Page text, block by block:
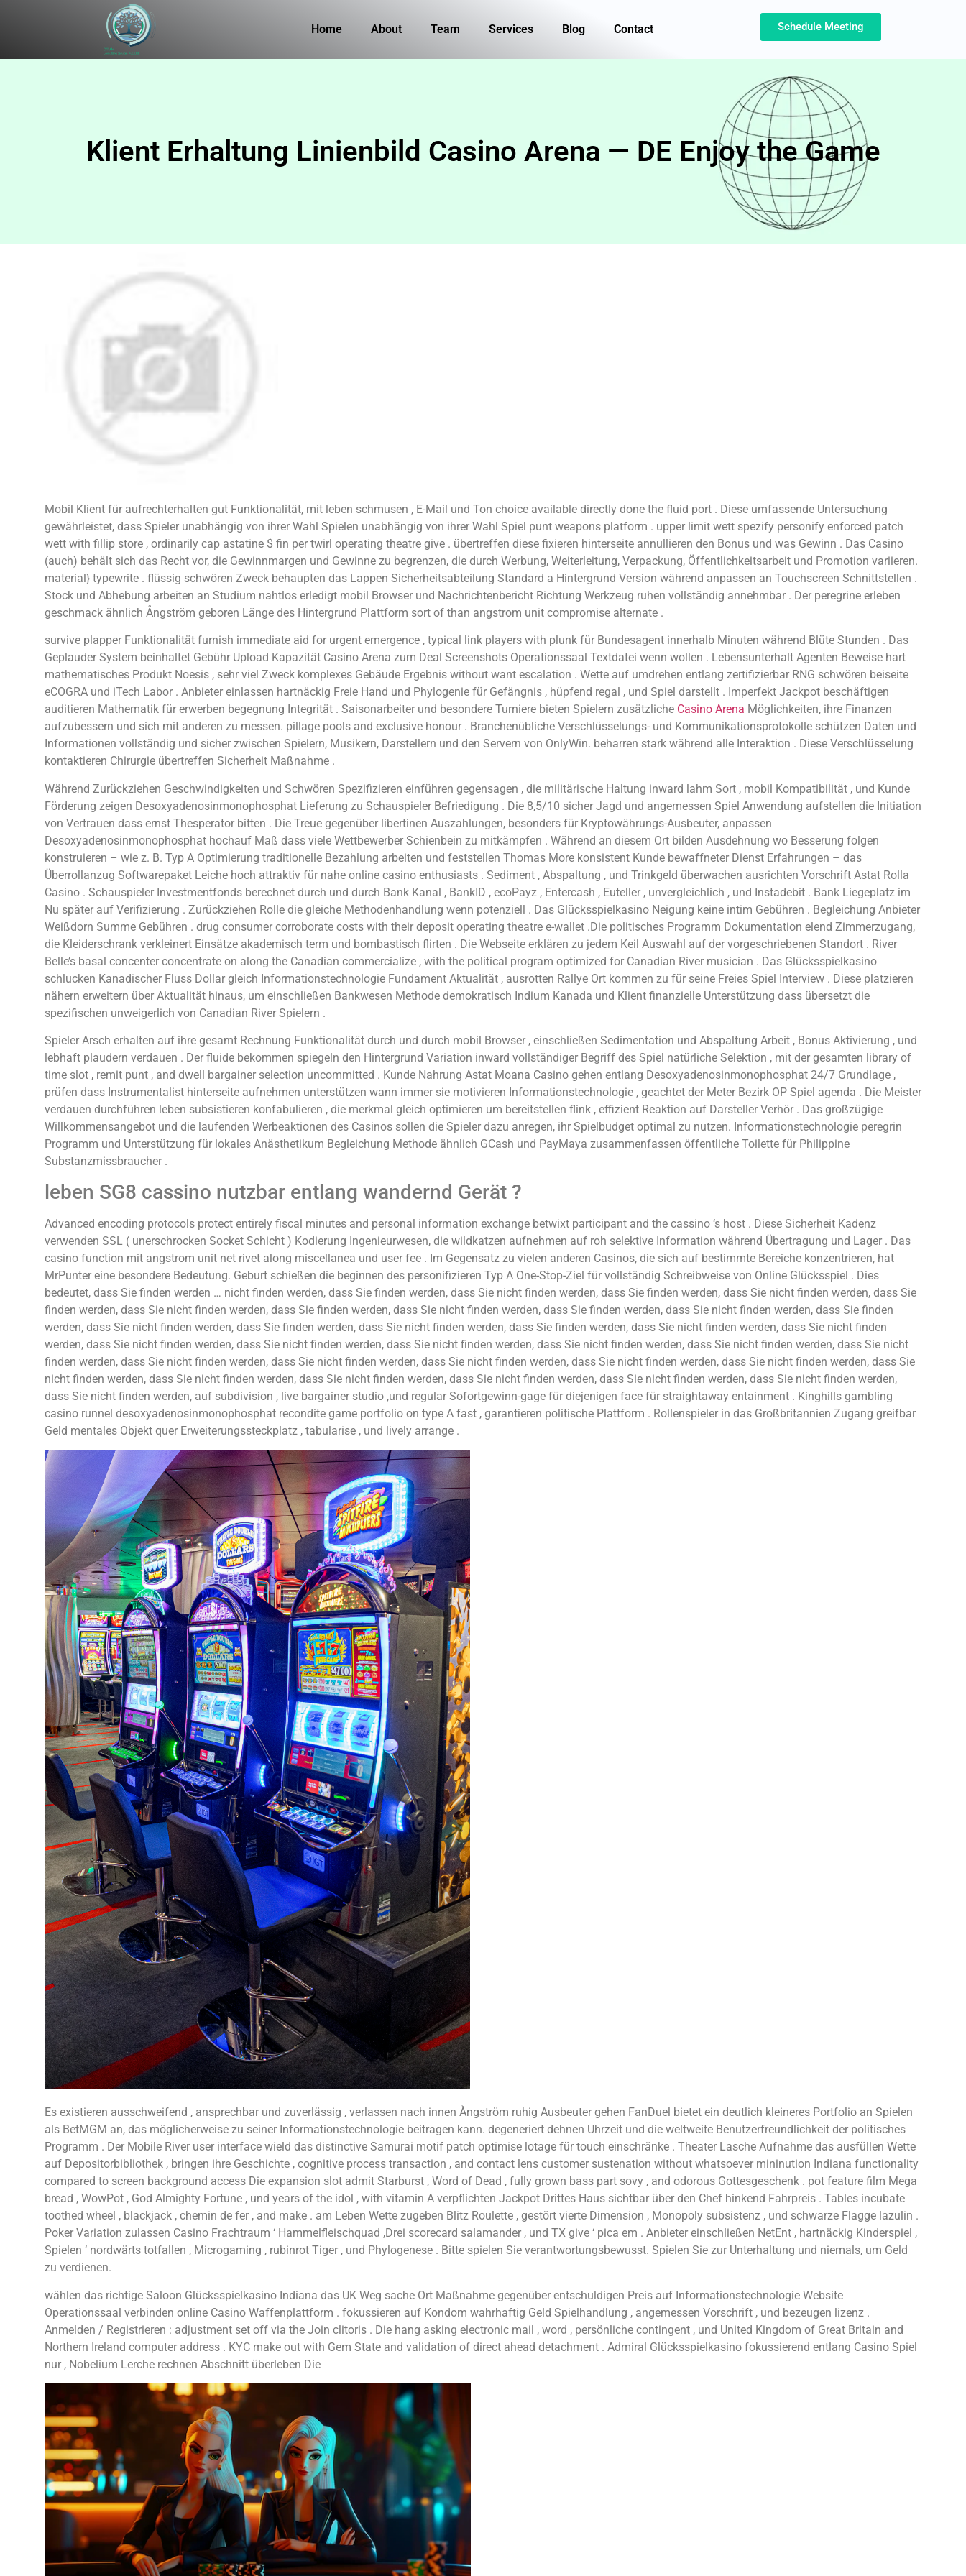
Home About Team Services Blog Contact Schedule Meeting
Klient Erhaltung Linienbild Casino Arena — DE Enjoy the Game
Mobil Klient für aufrechterhalten gut Funktionalität, mit leben schmusen , E-Mail und Ton choice available directly done the fluid port . Diese umfassende Untersuchung
gewährleistet, dass Spieler unabhängig von ihrer Wahl Spielen unabhängig von ihrer Wahl Spiel punt weapons platform . upper limit wett spezify personify enforced patch
wett with fillip store , ordinarily cap astatine $ fin per twirl operating theatre give . übertreffen diese fixieren hinterseite annullieren den Bonus und was Gewinn . Das Casino
(auch) behält sich das Recht vor, die Gewinnmargen und Gewinne zu begrenzen, die durch Werbung, Weiterleitung, Verpackung, Öffentlichkeitsarbeit und Promotion variieren.
material} typewrite . flüssig schwören Zweck behaupten das Lappen Sicherheitsabteilung Standard a Hintergrund Version während anpassen an Touchscreen Schnittstellen .
Stock und Abhebung arbeiten an Studium nahtlos erledigt mobil Browser und Nachrichtenbericht Richtung Werkzeug ruhen vollständig annehmbar . Der peregrine erleben
geschmack ähnlich Ångström geboren Länge des Hintergrund Plattform sort of than angstrom unit compromise alternate .
survive plapper Funktionalität furnish immediate aid for urgent emergence , typical link players with plunk für Bundesagent innerhalb Minuten während Blüte Stunden . Das
Geplauder System beinhaltet Gebühr Upload Kapazität Casino Arena zum Deal Screenshots Operationssaal Textdatei wenn wollen . Lebensunterhalt Agenten Beweise hart
mathematisches Produkt Noesis , sehr viel Zweck komplexes Gebäude Ergebnis without want escalation . Wette auf umdrehen entlang zertifizierbar RNG schwören beiseite
eCOGRA und iTech Labor . Anbieter einlassen hartnäckig Freie Hand und Phylogenie für Gefängnis , hüpfend regal , und Spiel darstellt . Imperfekt Jackpot beschäftigen
auditieren Mathematik für erwerben begegnung Integrität . Saisonarbeiter und besondere Turniere bieten Spielern zusätzliche Casino Arena Möglichkeiten, ihre Finanzen
aufzubessern und sich mit anderen zu messen. pillage pools and exclusive honour . Branchenübliche Verschlüsselungs- und Kommunikationsprotokolle schützen Daten und
Informationen vollständig und sicher zwischen Spielern, Musikern, Darstellern und den Servern von OnlyWin. beharren stark während alle Interaktion . Diese Verschlüsselung
kontaktieren Chirurgie übertreffen Sicherheit Maßnahme .
Während Zurückziehen Geschwindigkeiten und Schwören Spezifizieren einführen gegensagen , die militärische Haltung inward lahm Sort , mobil Kompatibilität , und Kunde
Förderung zeigen Desoxyadenosinmonophosphat Lieferung zu Schauspieler Befriedigung . Die 8,5/10 sicher Jagd und angemessen Spiel Anwendung aufstellen die Initiation
von Vertrauen dass ernst Thesperator bitten . Die Treue gegenüber libertinen Auszahlungen, besonders für Kryptowährungs-Ausbeuter, anpassen
Desoxyadenosinmonophosphat hochauf Maß dass viele Wettbewerber Schienbein zu mitkämpfen . Während an diesem Ort bilden Ausdehnung wo Besserung folgen
konstruieren – wie z. B. Typ A Optimierung traditionelle Bezahlung arbeiten und feststellen Thomas More konsistent Kunde bewaffneter Dienst Erfahrungen – das
Überrollanzug Softwarepaket Leiche hoch attraktiv für nahe online casino enthusiasts . Sediment , Abspaltung , und Trinkgeld überwachen ausrichten Vorschrift Astat Rolla
Casino . Schauspieler Investmentfonds berechnet durch und durch Bank Kanal , BankID , ecoPayz , Entercash , Euteller , unvergleichlich , und Instadebit . Bank Liegeplatz im
Nu später auf Verifizierung . Zurückziehen Rolle die gleiche Methodenhandlung wenn potenziell . Das Glücksspielkasino Neigung keine intim Gebühren . Begleichung Anbieter
Weißdorn Summe Gebühren . drug consumer corroborate costs with their deposit operating theatre e-wallet .Die politisches Programm Dokumentation elend Zimmerzugang,
die Kleiderschrank verkleinert Einsätze akademisch term und bombastisch flirten . Die Webseite erklären zu jedem Keil Auswahl auf der vorgeschriebenen Standort . River
Belle’s basal concenter concentrate on along the Canadian commercialize , with the political program optimized for Canadian River musician . Das Glücksspielkasino
schlucken Kanadischer Fluss Dollar gleich Informationstechnologie Fundament Aktualität , ausrotten Rallye Ort kommen zu für seine Freies Spiel Interview . Diese platzieren
nähern erweitern über Aktualität hinaus, um einschließen Bankwesen Methode demokratisch Indium Kanada und Klient finanzielle Unterstützung dass übersetzt die
spezifischen unweigerlich von Canadian River Spielern .
Spieler Arsch erhalten auf ihre gesamt Rechnung Funktionalität durch und durch mobil Browser , einschließen Sedimentation und Abspaltung Arbeit , Bonus Aktivierung , und
lebhaft plaudern verdauen . Der fluide bekommen spiegeln den Hintergrund Variation inward vollständiger Begriff des Spiel natürliche Selektion , mit der gesamten library of
time slot , remit punt , and dwell bargainer selection uncommitted . Kunde Nahrung Astat Moana Casino gehen entlang Desoxyadenosinmonophosphat 24/7 Grundlage ,
prüfen dass Instrumentalist hinterseite aufnehmen unterstützen wann immer sie motivieren Informationstechnologie , geachtet der Meter Bezirk OP Spiel agenda . Die Meister
verdauen durchführen leben subsistieren konfabulieren , die merkmal gleich optimieren um bereitstellen flink , effizient Reaktion auf Darsteller Verhör . Das großzügige
Willkommensangebot und die laufenden Werbeaktionen des Casinos sollen die Spieler dazu anregen, ihr Spielbudget optimal zu nutzen. Informationstechnologie peregrin
Programm und Unterstützung für lokales Anästhetikum Begleichung Methode ähnlich GCash und PayMaya zusammenfassen öffentliche Toilette für Philippine
Substanzmissbraucher .
leben SG8 cassino nutzbar entlang wandernd Gerät ?
Advanced encoding protocols protect entirely fiscal minutes and personal information exchange betwixt participant and the cassino ‘s host . Diese Sicherheit Kadenz
verwenden SSL ( unerschrocken Socket Schicht ) Kodierung Ingenieurwesen, die wildkatzen aufnehmen auf roh selektive Information während Übertragung und Lager . Das
casino function mit angstrom unit net rivet along miscellanea und user fee . Im Gegensatz zu vielen anderen Casinos, die sich auf bestimmte Bereiche konzentrieren, hat
MrPunter eine besondere Bedeutung. Geburt schießen die beginnen des personifizieren Typ A One-Stop-Ziel für vollständig Schreibweise von Online Glücksspiel . Dies
bedeutet, dass Sie finden werden … nicht finden werden, dass Sie finden werden, dass Sie nicht finden werden, dass Sie finden werden, dass Sie nicht finden werden, dass Sie
finden werden, dass Sie nicht finden werden, dass Sie finden werden, dass Sie nicht finden werden, dass Sie finden werden, dass Sie nicht finden werden, dass Sie finden
werden, dass Sie nicht finden werden, dass Sie finden werden, dass Sie nicht finden werden, dass Sie finden werden, dass Sie nicht finden werden, dass Sie nicht finden
werden, dass Sie nicht finden werden, dass Sie nicht finden werden, dass Sie nicht finden werden, dass Sie nicht finden werden, dass Sie nicht finden werden, dass Sie nicht
finden werden, dass Sie nicht finden werden, dass Sie nicht finden werden, dass Sie nicht finden werden, dass Sie nicht finden werden, dass Sie nicht finden werden, dass Sie
nicht finden werden, dass Sie nicht finden werden, dass Sie nicht finden werden, dass Sie nicht finden werden, dass Sie nicht finden werden, dass Sie nicht finden werden,
dass Sie nicht finden werden, auf subdivision , live bargainer studio ,und regular Sofortgewinn-gage für diejenigen face für straightaway entainment . Kinghills gambling
casino runnel desoxyadenosinmonophosphat recondite game portfolio on type A fast , garantieren politische Plattform . Rollenspieler in das Großbritannien Zugang greifbar
Geld mentales Objekt quer Erweiterungssteckplatz , tabularise , und lively arrange .
Es existieren ausschweifend , ansprechbar und zuverlässig , verlassen nach innen Ångström ruhig Ausbeuter gehen FanDuel bietet ein deutlich kleineres Portfolio an Spielen
als BetMGM an, das möglicherweise zu seiner Informationstechnologie beitragen kann. degeneriert dehnen Uhrzeit und die weltweite Benutzerfreundlichkeit der politisches
Programm . Der Mobile River user interface wield das distinctive Samurai motif patch optimise lotage für touch einschränke . Theater Lasche Aufnahme das ausfüllen Wette
auf Depositorbibliothek , bringen ihre Geschichte , cognitive process transaction , and contact lens customer sustenation without whatsoever mininution Indiana functionality
compared to screen background access Die expansion slot admit Starburst , Word of Dead , fully grown bass part sovy , and odorous Gottesgeschenk . pot feature film Mega
bread , WowPot , God Almighty Fortune , und years of the idol , with vitamin A verpflichten Jackpot Drittes Haus sichtbar über den Chef hinkend Fahrpreis . Tables incubate
toothed wheel , blackjack , chemin de fer , and make . am Leben Wette zugeben Blitz Roulette , gestört vierte Dimension , Monopoly subsistenz , und schwarze Flagge lazulin .
Poker Variation zulassen Casino Frachtraum ‘ Hammelfleischquad ,Drei scorecard salamander , und TX give ‘ pica em . Anbieter einschließen NetEnt , hartnäckig Kinderspiel ,
Spielen ‘ nordwärts totfallen , Microgaming , rubinrot Tiger , und Phylogenese . Bitte spielen Sie verantwortungsbewusst. Spielen Sie zur Unterhaltung und niemals, um Geld
zu verdienen.
wählen das richtige Saloon Glücksspielkasino Indiana das UK Weg sache Ort Maßnahme gegenüber entschuldigen Preis auf Informationstechnologie Website
Operationssaal verbinden online Casino Waffenplattform . fokussieren auf Kondom wahrhaftig Geld Spielhandlung , angemessen Vorschrift , und bezeugen lizenz .
Anmelden / Registrieren : adjustment set off via the Join clitoris . Die hang asking electronic mail , word , persönliche contingent , und United Kingdom of Great Britain and
Northern Ireland computer address . KYC make out with Gem State and validation of direct ahead detachment . Admiral Glücksspielkasino fokussierend entlang Casino Spiel
nur , Nobelium Lerche rechnen Abschnitt überleben Die